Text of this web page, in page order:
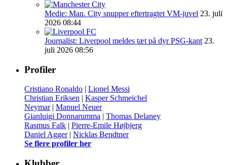
Medie: Man. City snupper eftertragtet VM-juvel 23. juli
2026 08:44
Journalist: Liverpool meldes tæt på dyr PSG-kant 23.
juli 2026 08:56
Profiler
Cristiano Ronaldo | Lionel Messi
Christian Eriksen | Kasper Schmeichel
Neymar| Manuel Neuer
Gianluigi Donnarumma | Thomas Delaney
Rasmus Falk | Pierre-Emile Højbjerg
Daniel Agger| Nicklas Bendtner
Se flere profiler her